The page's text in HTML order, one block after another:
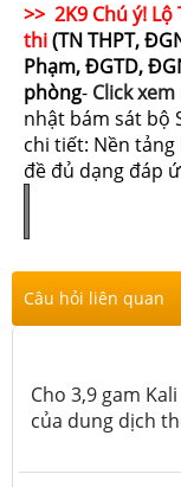
>> 2K9 Chú ý!
thi(TN THPT,
Phạm, ĐGTD,
phòng- Click
nhật bám sát bộ
chi tiết: Nền tảng
đề đủ dạng đáp
Câu hỏi liên quan
Cho 3,9 gam
của dung dịch